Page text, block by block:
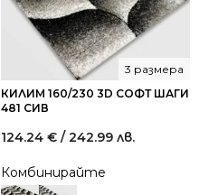
КИЛИМ 160/230 3D СОФТ ШАГИ
481 СИВ
3 размера
124.24 € / 242.99 лв.
Комбинирайте